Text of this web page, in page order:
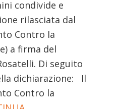
condivide e
rilasciata dal
Contro la
a firma del
Di seguito
dichiarazione: Il
Contro la